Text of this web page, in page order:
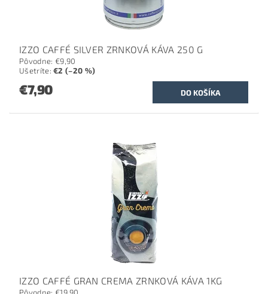
IZZO CAFFÉ SILVER ZRNKOVÁ KÁVA 250 G
Pôvodne: €9,90
Ušetríte:€2 (–20 %)
€7,90
IZZO CAFFÉ GRAN CREMA ZRNKOVÁ KÁVA 1KG